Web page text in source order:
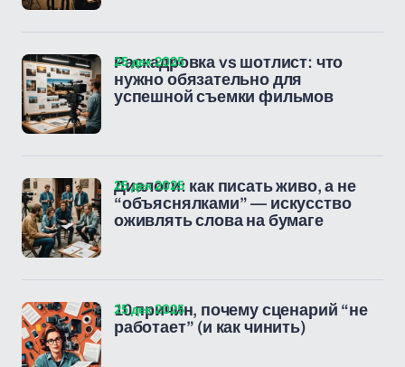
Раскадровка vs шотлист: что
нужно обязательно для
успешной съемки фильмов
25 дек 2025
Диалоги: как писать живо, а не
“объяснялками” — искусство
оживлять слова на бумаге
25 дек 2025
10 причин, почему сценарий “не
работает” (и как чинить)
25 дек 2025